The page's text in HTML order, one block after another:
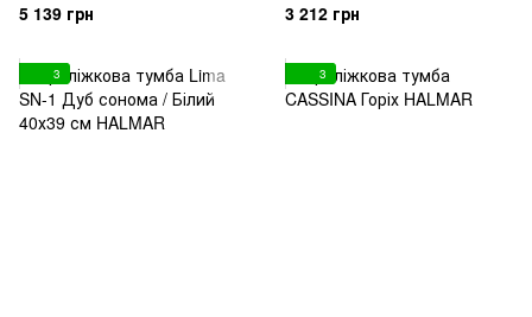
5 139 грн 3 212 грн
3 3